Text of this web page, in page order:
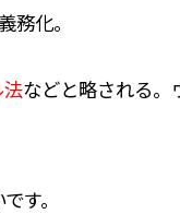
化。
などと略される。
す。